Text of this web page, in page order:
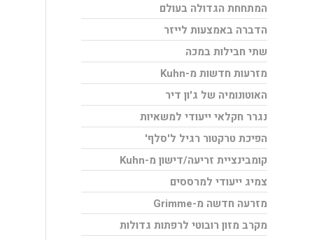
המתחחת הגדולה בעולם
הדברה באמצעות לייזר
שתי חבילות במכה
מזרעות חדשות מ-Kuhn
האוטונומיה של ג'ון דיר
נגרר חקלאי ייעודי למשאיות
הפיכת טרקטור רגיל ל'סלף'
קומבינציית זריעה/דישון מ-Kuhn
צמיג ייעודי למרססים
מזרעה חדשה מ-Grimme
מקרב מזון רובוטי לרפתות גדולות